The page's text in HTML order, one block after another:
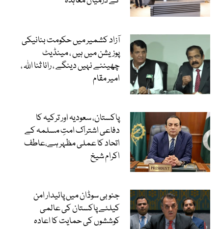
آزاد کشمیر میں حکومت بنانیکی
پوزیشن میں ہیں ، مینڈیٹ
چھیننے نہیں دینگے ، رانا ثنا اللہ ،
امیر مقام
پاکستان، سعودیہ اور ترکیہ کا
دفاعی اشتراک امتِ مسلمہ کے
اتحاد کا عملی مظہر ہے،عاطف
اکرام شیخ
جنوبی سوڈان میں پائیدار امن
کیلئے پاکستان کی عالمی
کوششوں کی حمایت کا اعادہ